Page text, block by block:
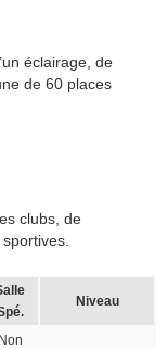
éclairage, de
de 60 places
clubs, de
Niveau
Non